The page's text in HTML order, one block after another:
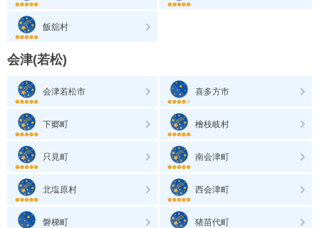
飯舘村
会津(若松)
会津若松市 喜多方市
下郷町 檜枝岐村
只見町 南会津町
北塩原村 西会津町
磐梯町 猪苗代町